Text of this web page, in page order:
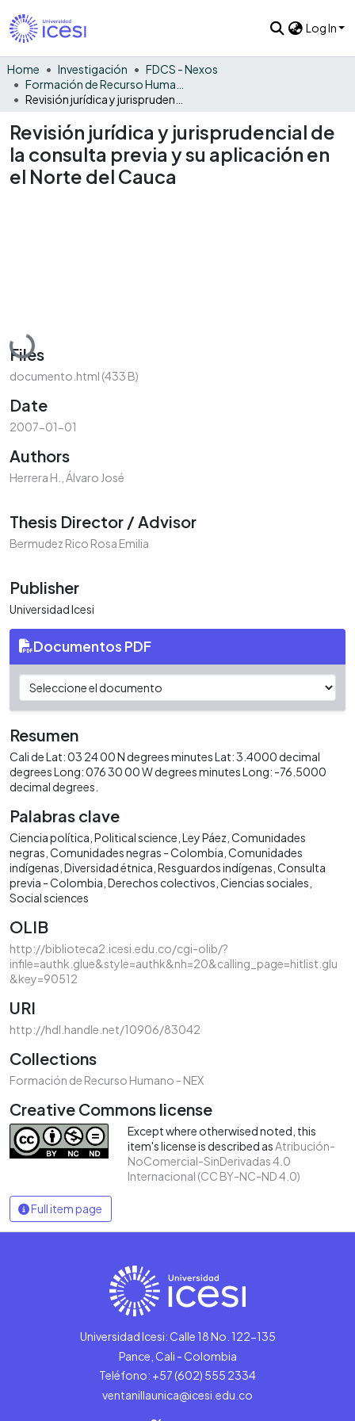
Log In
Home Investigación
FDCS - Nexos
Revisión jurídica y jurisprudencial de
la consulta previa y su aplicación en
el Norte del Cauca
Loading...
Files
documento.html (433 B)
Date
2007-01-01
Authors
Herrera H., Álvaro José
Thesis Director / Advisor
Bermudez Rico Rosa Emilia
Publisher
Universidad Icesi
Documentos PDF
Resumen
Cali de Lat: 03 24 00 N degrees minutes Lat: 3.4000 decimal
degrees Long: 076 30 00 W degrees minutes Long: -76.5000
decimal degrees.
Palabras clave
Ciencia política Political science Ley Páez Comunidades
negras Comunidades negras - Colombia Comunidades
indígenas Diversidad étnica Resguardos indígenas Consulta
previa - Colombia Derechos colectivos Ciencias sociales
Social sciences
OLIB
http://biblioteca2.icesi.edu.co/cgi-olib/?
infile=authk.glue&style=authk&nh=20&calling_page=hitlist.glu
&key=90512
URI
http://hdl.handle.net/10906/83042
Collections
Formación de Recurso Humano - NEX
Creative Commons license
Except where otherwised noted, this
item's license is described asAtribución-
NoComercial-SinDerivadas 4.0
Internacional (CC BY-NC-ND 4.0)
Full item page
Universidad Icesi: Calle 18 No. 122-135
Pance, Cali - Colombia
Teléfono: +57 (602) 555 2334
ventanillaunica@icesi.edu.co